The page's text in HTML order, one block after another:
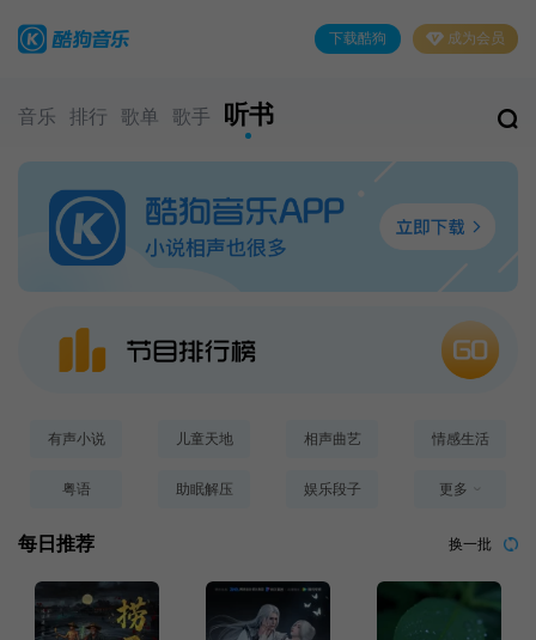
下载酷狗 成为会员
音乐 排行 歌单 歌手 听书
有声小说 儿童天地 相声曲艺 情感生活
粤语 助眠解压 娱乐段子 更多
每日推荐 换一批